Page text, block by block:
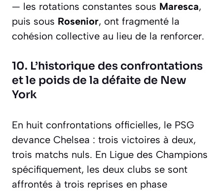
— les rotations constantes sous Maresca,
puis sous Rosenior, ont fragmenté la
cohésion collective au lieu de la renforcer.
10. L’historique des confrontations
et le poids de la défaite de New
York
En huit confrontations officielles, le PSG
devance Chelsea : trois victoires à deux,
trois matchs nuls. En Ligue des Champions
spécifiquement, les deux clubs se sont
affrontés à trois reprises en phase